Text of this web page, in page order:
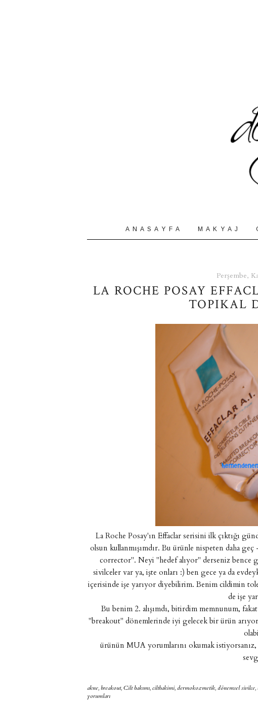
A N A S A Y F A M A K Y A J
Perşembe,
LA ROCHE POSAY
TOPIKAL
La Roche Posay'ın Effaclar serisini ilk çıktığı
olsun kullanmışımdır. Bu ürünle nispeten daha
corrector". Neyi "hedef alıyor" derseniz bence
sivilceler var ya, işte onları :) ben gece ya da
içerisinde işe yarıyor diyebilirim. Benim cildimin
de işe
Bu benim 2. alışımdı, bitirdim memnunum,
"breakout" dönemlerinde iyi gelecek bir ürün
ürünün MUA yorumlarını okumak istiyorsanız,
akne,breakout,Cilt bakımı,ciltbakimi,dermokozmetik,dönemsel sivilce,
yorumları